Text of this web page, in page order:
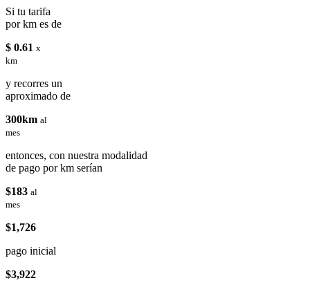
Si tu tarifa
por km es de
$ 0.61 x
km
y recorres un
aproximado de
300km al
mes
entonces, con nuestra modalidad
de pago por km serían
$183 al
mes
$1,726
pago inicial
$3,922